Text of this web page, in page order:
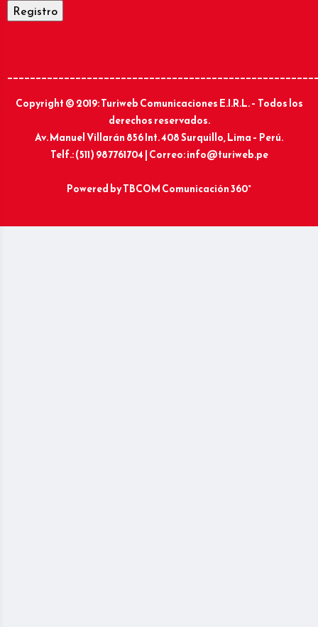
Copyright © 2019: Turiweb Comunicaciones E.I.R.L. – Todos los
derechos reservados.
Av. Manuel Villarán 856 Int. 408 Surquillo, Lima – Perú.
Telf.: (511) 987761704 | Correo: info@turiweb.pe
Powered byTBCOM Comunicación 360°